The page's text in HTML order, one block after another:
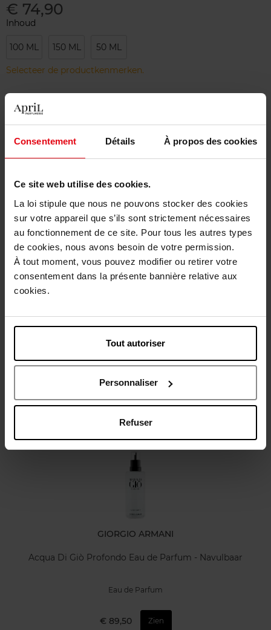
Consentement Détails À propos des cookies
Ce site web utilise des cookies.
La loi stipule que nous ne pouvons stocker des cookies
sur votre appareil que s’ils sont strictement nécessaires
au fonctionnement de ce site. Pour tous les autres types
de cookies, nous avons besoin de votre permission.
À tout moment, vous pouvez modifier ou retirer votre
consentement dans la présente bannière relative aux
cookies.
Tout autoriser
Personnaliser
Refuser
€ 74,90
Inhoud
100 ML 150 ML 50 ML
Selecteer de productkenmerken.
Gratis levering bij aankoop van min. 55€
Gratis verpakking
Beschrijving
Gebruiksadvies
Karakteristieken
Nog iets vergeten ?
GIORGIO ARMANI
Acqua Di Giò Profondo Eau de Parfum - Navulbaar
Eau de Parfum
€ 89,50 Zien